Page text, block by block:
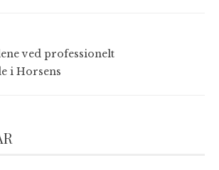
ved professionelt
i Horsens